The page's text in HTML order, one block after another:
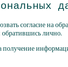
согласие на
лично.